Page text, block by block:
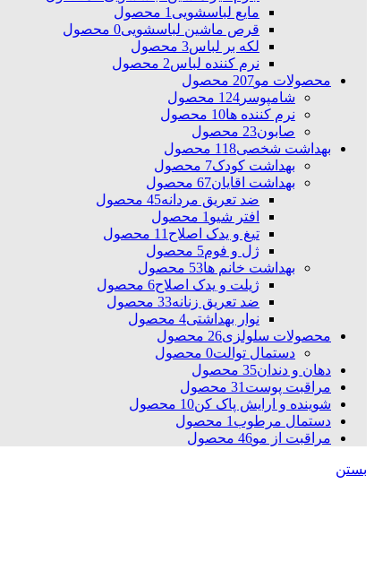
مایع لباسشویی1 محصول
قرص ماشین لباسشویی0 محصول
لکه بر لباس3 محصول
نرم کننده لباس2 محصول
محصولات مو207 محصول
شامپوسر 124 محصول
نرم کننده ها10 محصول
صابون23 محصول
بهداشت شخصی118 محصول
بهداشت کودک7 محصول
بهداشت اقایان67 محصول
ضد تعریق مردانه45 محصول
افتر شیو1 محصول
تیغ و یدک اصلاح11 محصول
ژل و فوم5 محصول
بهداشت خانم ها53 محصول
ژیلت و یدک اصلاح6 محصول
ضد تعریق زنانه33 محصول
نوار بهداشتی4 محصول
محصولات سلولزی26 محصول
دستمال توالت0 محصول
دهان و دندان35 محصول
مراقبت پوست31 محصول
شوینده و ارایش پاک کن10 محصول
دستمال مرطوب1 محصول
مراقبت از مو46 محصول
بستن